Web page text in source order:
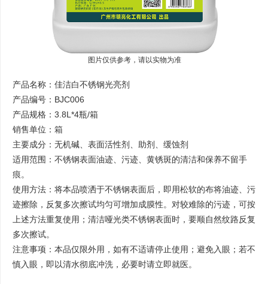
图片仅供参考，请以实物为准
产品名称：佳洁白不锈钢光亮剂
产品编号：BJC006
产品规格：3.8L*4瓶/箱
销售单位：箱
主要成分：无机碱、表面活性剂、助剂、缓蚀剂
适用范围：不锈钢表面油迹、污迹、黄锈斑的清洁和保养不留手
痕。
使用方法：将本品喷洒于不锈钢表面后，即用松软的布将油迹、污
迹擦除，反复多次擦试均匀可增加成膜性。对较难除的污迹，可按
上述方法重复使用；清洁哑光类不锈钢表面时，要顺自然纹路反复
多次擦试。
注意事项：本品仅限外用，如有不适请停止使用；避免入眼；若不
慎入眼，即以清水彻底冲洗，必要时请立即就医。